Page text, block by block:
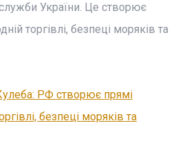
України. Це створює
торгівлі, безпеці моряків та
РФ створює прямі
безпеці моряків та